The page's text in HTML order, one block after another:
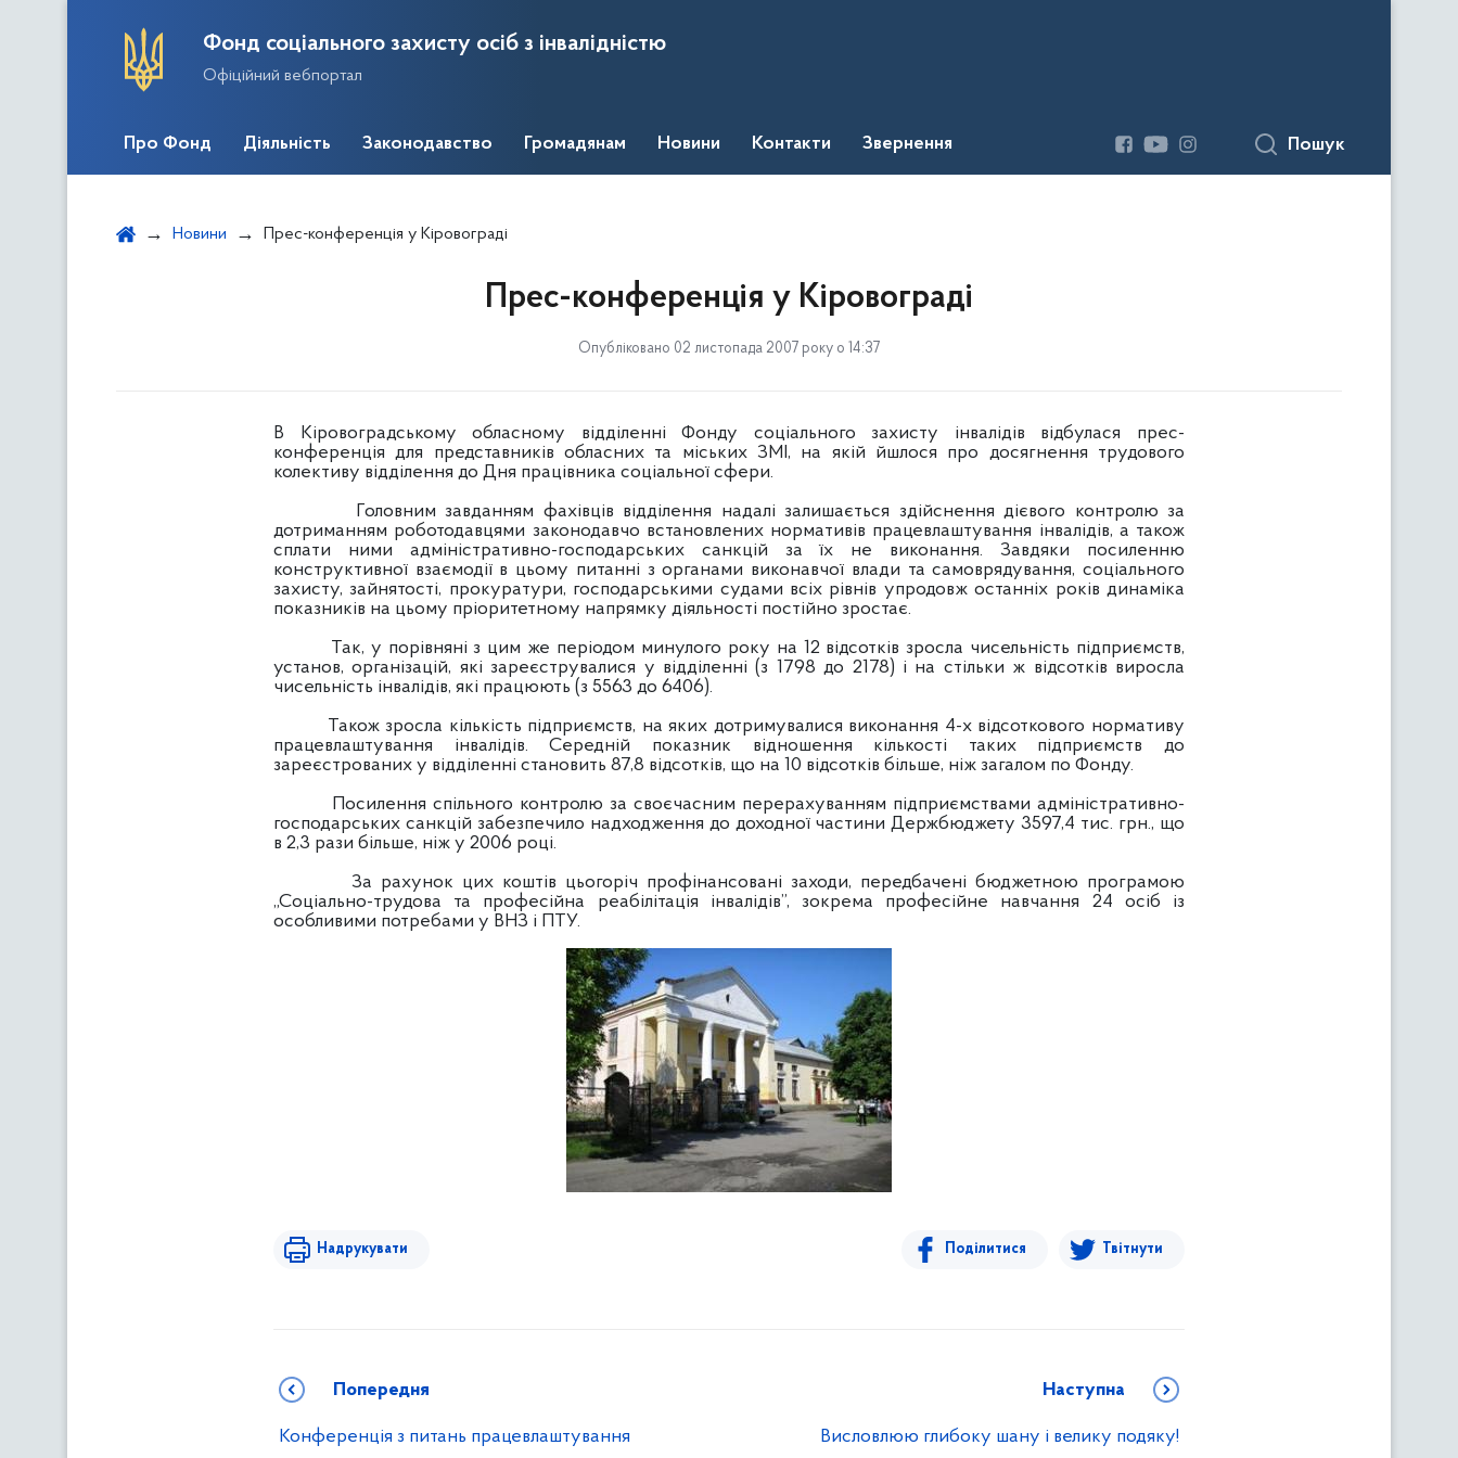
Фонд соціального захисту осіб з інвалідністю
Офіційний вебпортал
Про Фонд Діяльність Законодавство Громадянам Новини Контакти Звернення Пошук
Новини Прес-конференція у Кіровограді
Прес-конференція у Кіровограді
Опубліковано 02 листопада 2007 року о 14:37
В Кіровоградському обласному відділенні Фонду соціального захисту інвалідів відбулася прес-
конференція для представників обласних та міських ЗМІ, на якій йшлося про досягнення трудового
колективу відділення до Дня працівника соціальної сфери.
Головним завданням фахівців відділення надалі залишається здійснення дієвого контролю за
дотриманням роботодавцями законодавчо встановлених нормативів працевлаштування інвалідів, а також
сплати ними адміністративно-господарських санкцій за їх не виконання. Завдяки посиленню
конструктивної взаємодії в цьому питанні з органами виконавчої влади та самоврядування, соціального
захисту, зайнятості, прокуратури, господарськими судами всіх рівнів упродовж останніх років динаміка
показників на цьому пріоритетному напрямку діяльності постійно зростає.
Так, у порівняні з цим же періодом минулого року на 12 відсотків зросла чисельність підприємств,
установ, організацій, які зареєструвалися у відділенні (з 1798 до 2178) і на стільки ж відсотків виросла
чисельність інвалідів, які працюють (з 5563 до 6406).
Також зросла кількість підприємств, на яких дотримувалися виконання 4-х відсоткового нормативу
працевлаштування інвалідів. Середній показник відношення кількості таких підприємств до
зареєстрованих у відділенні становить 87,8 відсотків, що на 10 відсотків більше, ніж загалом по Фонду.
Посилення спільного контролю за своєчасним перерахуванням підприємствами адміністративно-
господарських санкцій забезпечило надходження до доходної частини Держбюджету 3597,4 тис. грн., що
в 2,3 рази більше, ніж у 2006 році.
За рахунок цих коштів цьогоріч профінансовані заходи, передбачені бюджетною програмою
„Соціально-трудова та професійна реабілітація інвалідів”, зокрема професійне навчання 24 осіб із
особливими потребами у ВНЗ і ПТУ.
Надрукувати Поділитися Твітнути
Попередня
Конференція з питань працевлаштування
Наступна
Висловлюю глибоку шану і велику подяку!